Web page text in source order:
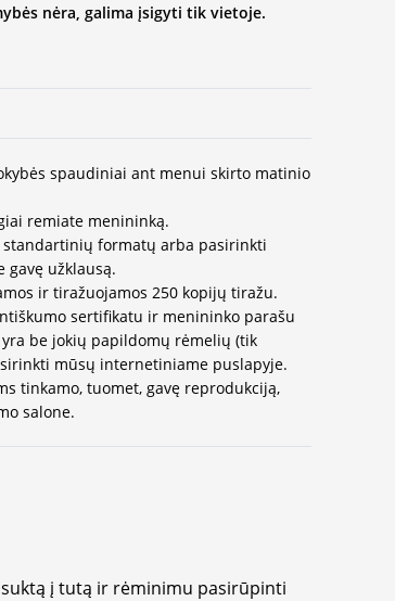
nėra, galima įsigyti tik vietoje.
spaudiniai ant menui skirto matinio
remiate menininką.
formatų arba pasirinkti
užklausą.
ir tiražuojamos 250 kopijų tiražu.
sertifikatu ir menininko parašu
be jokių papildomų rėmelių (tik
mūsų internetiniame puslapyje.
tinkamo, tuomet, gavę reprodukciją,
salone.
į tutą ir rėminimu pasirūpinti